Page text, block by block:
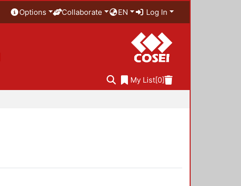
Options Collaborate EN Log In
My List[0]